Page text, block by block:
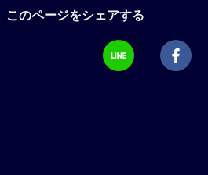
このページをシェアする